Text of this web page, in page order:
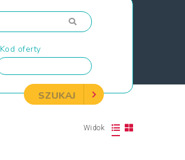
Kod oferty
SZUKAJ
Widok